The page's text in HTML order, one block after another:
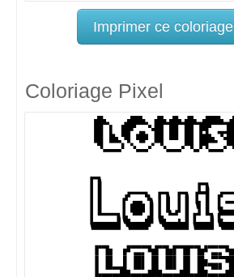
Imprimer ce coloriage
Coloriage Pixel